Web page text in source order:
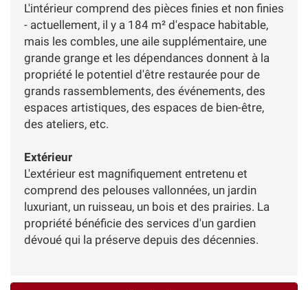
L'intérieur comprend des pièces finies et non finies
- actuellement, il y a 184 m² d'espace habitable,
mais les combles, une aile supplémentaire, une
grande grange et les dépendances donnent à la
propriété le potentiel d'être restaurée pour de
grands rassemblements, des événements, des
espaces artistiques, des espaces de bien-être,
des ateliers, etc.
Extérieur
L'extérieur est magnifiquement entretenu et
comprend des pelouses vallonnées, un jardin
luxuriant, un ruisseau, un bois et des prairies. La
propriété bénéficie des services d'un gardien
dévoué qui la préserve depuis des décennies.